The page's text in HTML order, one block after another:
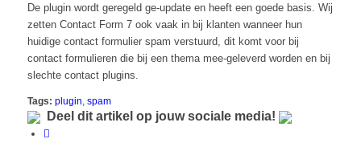
De plugin wordt geregeld ge-update en heeft een goede basis. Wij
zetten Contact Form 7 ook vaak in bij klanten wanneer hun
huidige contact formulier spam verstuurd, dit komt voor bij
contact formulieren die bij een thema mee-geleverd worden en bij
slechte contact plugins.
Tags: plugin spam
Deel dit artikel op jouw sociale media!